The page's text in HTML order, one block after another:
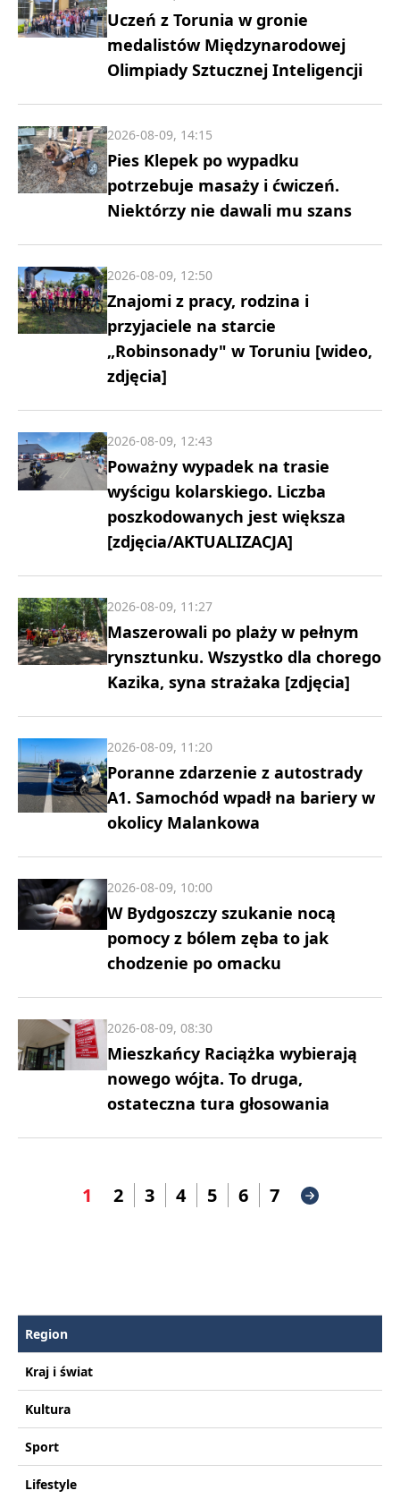
Uczeń z Torunia w gronie
medalistów Międzynarodowej
Olimpiady Sztucznej Inteligencji
Pies Klepek po wypadku
potrzebuje masaży i ćwiczeń.
Niektórzy nie dawali mu szans
2026-08-09, 14:15
Znajomi z pracy, rodzina i
przyjaciele na starcie
„Robinsonady" w Toruniu [wideo,
zdjęcia]
2026-08-09, 12:50
Poważny wypadek na trasie
wyścigu kolarskiego. Liczba
poszkodowanych jest większa
[zdjęcia/AKTUALIZACJA]
2026-08-09, 12:43
Maszerowali po plaży w pełnym
rynsztunku. Wszystko dla chorego
Kazika, syna strażaka [zdjęcia]
2026-08-09, 11:27
Poranne zdarzenie z autostrady
A1. Samochód wpadł na bariery w
okolicy Malankowa
2026-08-09, 11:20
W Bydgoszczy szukanie nocą
pomocy z bólem zęba to jak
chodzenie po omacku
2026-08-09, 10:00
Mieszkańcy Raciążka wybierają
nowego wójta. To druga,
ostateczna tura głosowania
2026-08-09, 08:30
1 2 3 4 5 6 7
Region
Kraj i świat
Kultura
Sport
Lifestyle